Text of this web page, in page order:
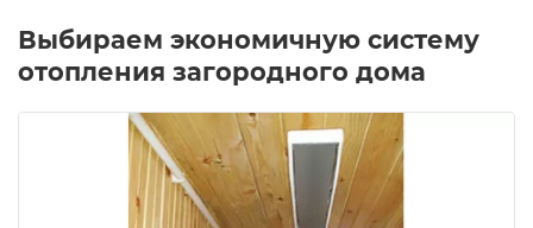
Выбираем экономичную систему
отопления загородного дома